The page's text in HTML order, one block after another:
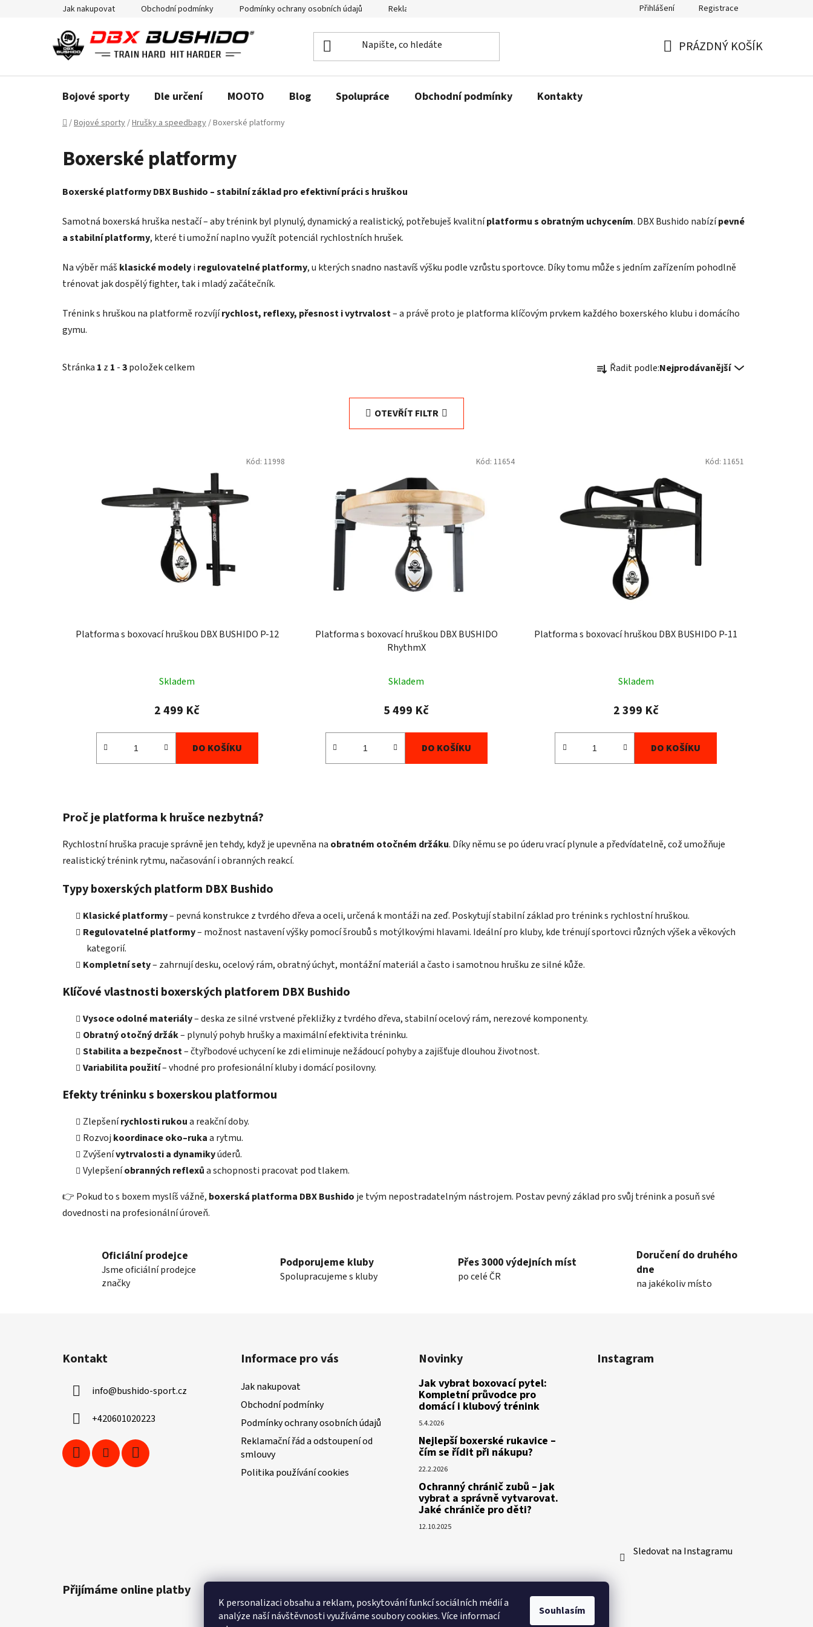
K personalizaci obsahu a reklam, poskytování funkcí sociálních médií a
analýze naší návštěvnosti využíváme soubory cookies. Více informací
Souhlasím
Jak nakupovat Obchodní podmínky Podmínky ochrany osobních údajů Reklamační řád a odstoupení od smlouvy Politika používání cookiesPřihlášení Registrace
PRÁZDNÝ KOŠÍK
Bojové sporty Dle určení MOOTO Blog Spolupráce Obchodní podmínky Kontakty
Domů
/Bojové sporty/Hrušky a speedbagy/Boxerské platformy
Boxerské platformy
Boxerské platformy DBX Bushido – stabilní základ pro efektivní práci s hruškou
Samotná boxerská hruška nestačí – aby trénink byl plynulý, dynamický a realistický, potřebuješ kvalitníplatformu s obratným uchycením. DBX Bushido nabízípevné
a stabilní platformy, které ti umožní naplno využít potenciál rychlostních hrušek.
Na výběr máš klasické modelyi regulovatelné platformy, u kterých snadno nastavíš výšku podle vzrůstu sportovce. Díky tomu může s jedním zařízením pohodlně
trénovat jak dospělý fighter, tak i mladý začátečník.
Trénink s hruškou na platformě rozvíjírychlost, reflexy, přesnost i vytrvalost– a právě proto je platforma klíčovým prvkem každého boxerského klubu i domácího
gymu.
Stránka 1 z 1 -3položek celkem a
o
d
u
k
Řadit podle:Nejprodávanější
OTEVŘÍT FILTR
Platforma s boxovací hruškou DBX BUSHIDO P-12
Skladem
2 499 Kč
DO KOŠÍKU
Kód: 11998
Platforma s boxovací hruškou DBX BUSHIDO
RhythmX
Skladem
5 499 Kč
DO KOŠÍKU
Kód: 11654
Platforma s boxovací hruškou DBX BUSHIDO P-11
Skladem
2 399 Kč
DO KOŠÍKU
Kód: 11651
á
d
r
v
v
s
u
Proč je platforma k hrušce nezbytná?
Rychlostní hruška pracuje správně jen tehdy, když je upevněna na obratném otočném držáku. Díky němu se po úderu vrací plynule a předvídatelně, což umožňuje
realistický trénink rytmu, načasování i obranných reakcí.
Typy boxerských platform DBX Bushido
Klasické platformy– pevná konstrukce z tvrdého dřeva a oceli, určená k montáži na zeď. Poskytují stabilní základ pro trénink s rychlostní hruškou.
Regulovatelné platformy– možnost nastavení výšky pomocí šroubů s motýlkovými hlavami. Ideální pro kluby, kde trénují sportovci různých výšek a věkových
kategorií.
Kompletní sety– zahrnují desku, ocelový rám, obratný úchyt, montážní materiál a často i samotnou hrušku ze silné kůže.
Klíčové vlastnosti boxerských platforem DBX Bushido
Vysoce odolné materiály– deska ze silné vrstvené překližky z tvrdého dřeva, stabilní ocelový rám, nerezové komponenty.
Obratný otočný držák– plynulý pohyb hrušky a maximální efektivita tréninku.
Stabilita a bezpečnost– čtyřbodové uchycení ke zdi eliminuje nežádoucí pohyby a zajišťuje dlouhou životnost.
Variabilita použití– vhodné pro profesionální kluby i domácí posilovny.
Efekty tréninku s boxerskou platformou
Zlepšenírychlosti rukoua reakční doby.
Rozvoj koordinace oko–rukaa rytmu.
Zvýšenívytrvalosti a dynamikyúderů.
Vylepšeníobranných reflexůa schopnosti pracovat pod tlakem.
👉 Pokud to s boxem myslíš vážně, boxerská platforma DBX Bushido je tvým nepostradatelným nástrojem. Postav pevný základ pro svůj trénink a posuň své
dovednosti na profesionální úroveň.
Oficiální prodejce
Jsme oficiální prodejce
značky
Podporujeme kluby
Spolupracujeme s kluby
Přes 3000 výdejních míst
po celé ČR
Doručení do druhého
dne
na jakékoliv místo
Kontakt
info@bushido-sport.cz
+420601020223
Informace pro vás
Jak nakupovat
Obchodní podmínky
Podmínky ochrany osobních údajů
Reklamační řád a odstoupení od
smlouvy
Politika používání cookies
Novinky
Jak vybrat boxovací pytel:
Kompletní průvodce pro
domácí i klubový trénink
5.4.2026
Nejlepší boxerské rukavice –
čím se řídit při nákupu?
22.2.2026
Ochranný chránič zubů – jak
vybrat a správně vytvarovat.
Jaké chrániče pro děti?
12.10.2025
Instagram
Sledovat na Instagramu
Přijímáme online platby